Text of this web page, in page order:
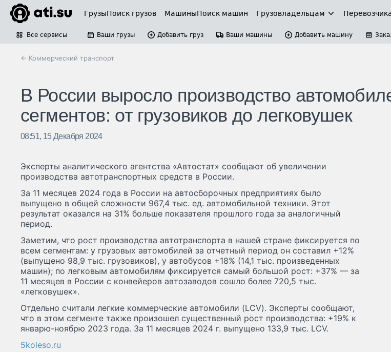
ГрузыПоиск грузов МашиныПоиск машин Грузовладельцам
Все сервисы Ваши грузы Добавить груз Ваши машины Добавить машину
← Коммерческий транспорт
В России выросло производство
сегментов: от грузовиков до легковушек
08:51, 15 Декабря 2024
Эксперты аналитического агентства «Автостат» сообщают об увеличении
производства автотранспортных средств в России.
За 11 месяцев 2024 года в России на автосборочных предприятиях было
выпущено в общей сложности 967,4 тыс. ед. автомобильной техники. Этот
результат оказался на 31% больше показателя прошлого года за аналогичный
период.
Заметим, что рост производства автотранспорта в нашей стране фиксируется по
всем сегментам: у грузовых автомобилей за отчетный период он составил +12%
(выпущено 98,9 тыс. грузовиков), у автобусов +18% (14,1 тыс. произведенных
машин); по легковым автомобилям фиксируется самый большой рост: +37% — за
11 месяцев в России с конвейеров автозаводов сошло более 720,5 тыс.
«легковушек».
Отдельно считали легкие коммерческие автомобили (LCV). Эксперты сообщают,
что в этом сегменте также произошел существенный рост производства: +19% к
январю-ноябрю 2023 года. За 11 месяцев 2024 г. выпущено 133,9 тыс. LCV.
5koleso.ru